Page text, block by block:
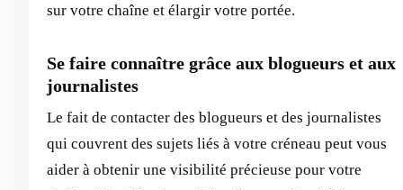
sur votre chaîne et élargir votre portée.
Se faire connaître grâce aux blogueurs et aux
journalistes
Le fait de contacter des blogueurs et des journalistes
qui couvrent des sujets liés à votre créneau peut vous
aider à obtenir une visibilité précieuse pour votre